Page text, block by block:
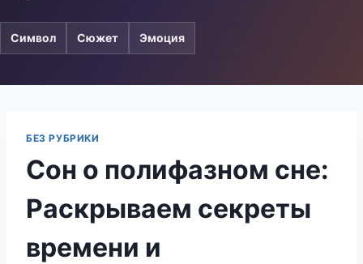
Символ Сюжет Эмоция
БЕЗ РУБРИКИ
Сон о полифазном сне:
Раскрываем секреты
времени и